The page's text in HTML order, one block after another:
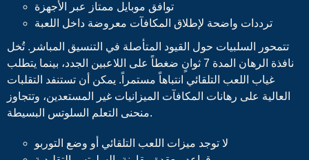
توافق موبايل ممتاز عبر الأجهزة
ترددات واضحة لإطلاق المكافآت معروضة داخل اللعبة
تتمحور السلبيات حول القيود المتأصلة في التنسيق المباشر. تُخل
نافذة الرهان المدة 7 ثوانٍ ضغطاً على اللاعبين الجدد، بينما يتطلب
غياب اللعب التلقائي انتباهاً مستمراً. يمكن أن تستنفد التقلبات
العالية على رهانات المكافآت الميزانيات غير المستعدين، وتتجاوز
منحنى التعلم السلوتس البسيطة.
لا توجد ميزات اللعب التلقائي أو وضع التوربو